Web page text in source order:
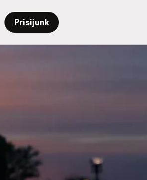
Prisijunk